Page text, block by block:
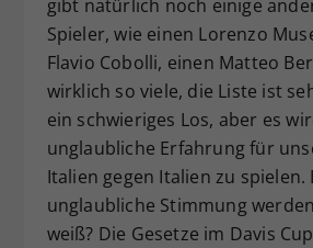
gibt natürlich noch einige
Spieler, wie einen Lorenzo
Flavio Cobolli, einen Matteo
wirklich so viele, die Liste ist
ein schwieriges Los, aber es
unglaubliche Erfahrung für
Italien gegen Italien zu spielen.
unglaubliche Stimmung
weiß? Die Gesetze im Davis